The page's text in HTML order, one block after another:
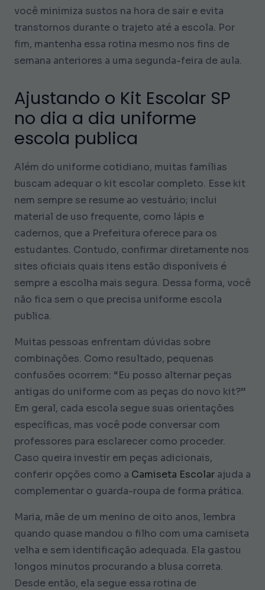
você minimiza sustos na hora de sair e evita
transtornos durante o trajeto até a escola. Por
fim, mantenha essa rotina mesmo nos fins de
semana anteriores a uma segunda-feira de aula.
Ajustando o Kit Escolar SP
no dia a dia uniforme
escola publica
Além do uniforme cotidiano, muitas famílias
buscam adequar o kit escolar completo. Esse kit
nem sempre se resume ao vestuário; inclui
material de uso frequente, como lápis e
cadernos, que a Prefeitura oferece para os
estudantes. Contudo, confirmar diretamente nos
sites oficiais quais itens estão disponíveis é
sempre a escolha mais segura. Dessa forma, você
não fica sem o que precisa uniforme escola
publica.
Muitas pessoas enfrentam dúvidas sobre
combinações. Como resultado, pequenas
confusões ocorrem: “Eu posso alternar peças
antigas do uniforme com as peças do novo kit?”
Em geral, cada escola segue suas orientações
específicas, mas você pode conversar com
professores para esclarecer como proceder.
Caso queira investir em peças adicionais,
conferir opções como a Camiseta Escolar ajuda a
complementar o guarda-roupa de forma prática.
Maria, mãe de um menino de oito anos, lembra
quando quase mandou o filho com uma camiseta
velha e sem identificação adequada. Ela gastou
longos minutos procurando a blusa correta.
Desde então, ela segue essa rotina de